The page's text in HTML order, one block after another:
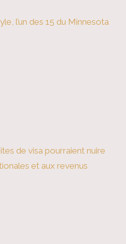
l’un des 15 du Minnesota
de visa pourraient nuire
et aux revenus